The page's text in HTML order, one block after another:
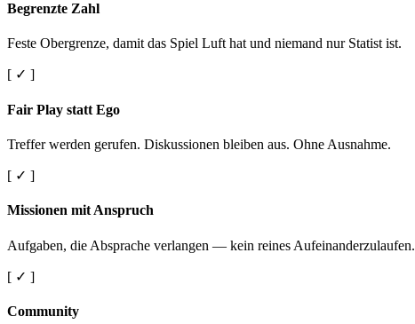
Begrenzte Zahl
Feste Obergrenze, damit das Spiel Luft hat und niemand nur Statist ist.
[ ✓ ]
Fair Play statt Ego
Treffer werden gerufen. Diskussionen bleiben aus. Ohne Ausnahme.
[ ✓ ]
Missionen mit Anspruch
Aufgaben, die Absprache verlangen — kein reines Aufeinanderzulaufen.
[ ✓ ]
Community